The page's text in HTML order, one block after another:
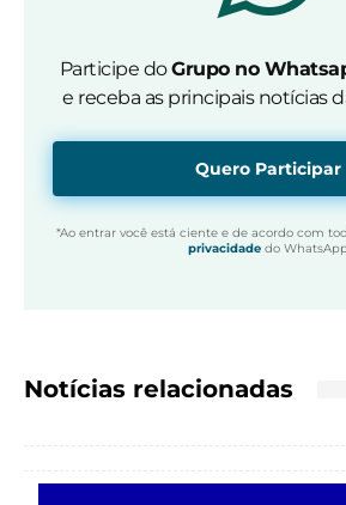
Participe doGrupo no
e receba as principais notícias
Quero Participar
*Ao entrar você está ciente e de acordo com
privacidade do
Notícias relacionadas